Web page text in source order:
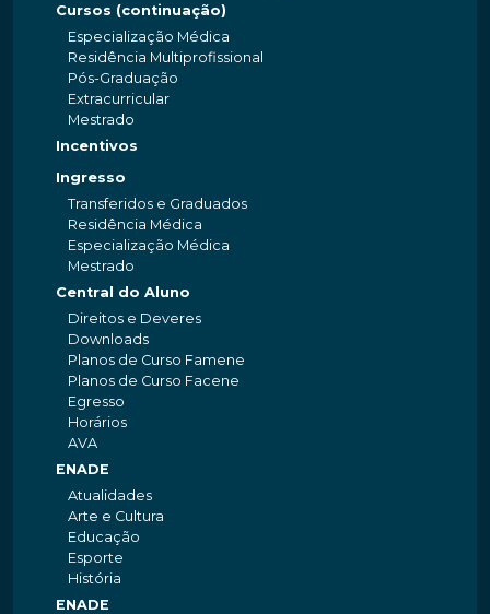
Cursos (continuação)
Especialização Médica
Residência Multiprofissional
Pós-Graduação
Extracurricular
Mestrado
Incentivos
Ingresso
Transferidos e Graduados
Residência Médica
Especialização Médica
Mestrado
Central do Aluno
Direitos e Deveres
Downloads
Planos de Curso Famene
Planos de Curso Facene
Egresso
Horários
AVA
ENADE
Atualidades
Arte e Cultura
Educação
Esporte
História
ENADE